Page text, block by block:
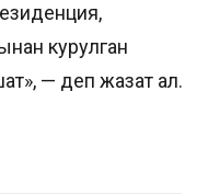
курулган
— деп жазат ал.